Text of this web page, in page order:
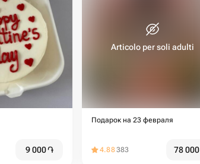
9 000֏
Articolo per soli adulti
Подарок на 23 февраля
4.88383 78 000